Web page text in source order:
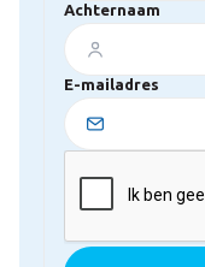
Achternaam
E-mailadres